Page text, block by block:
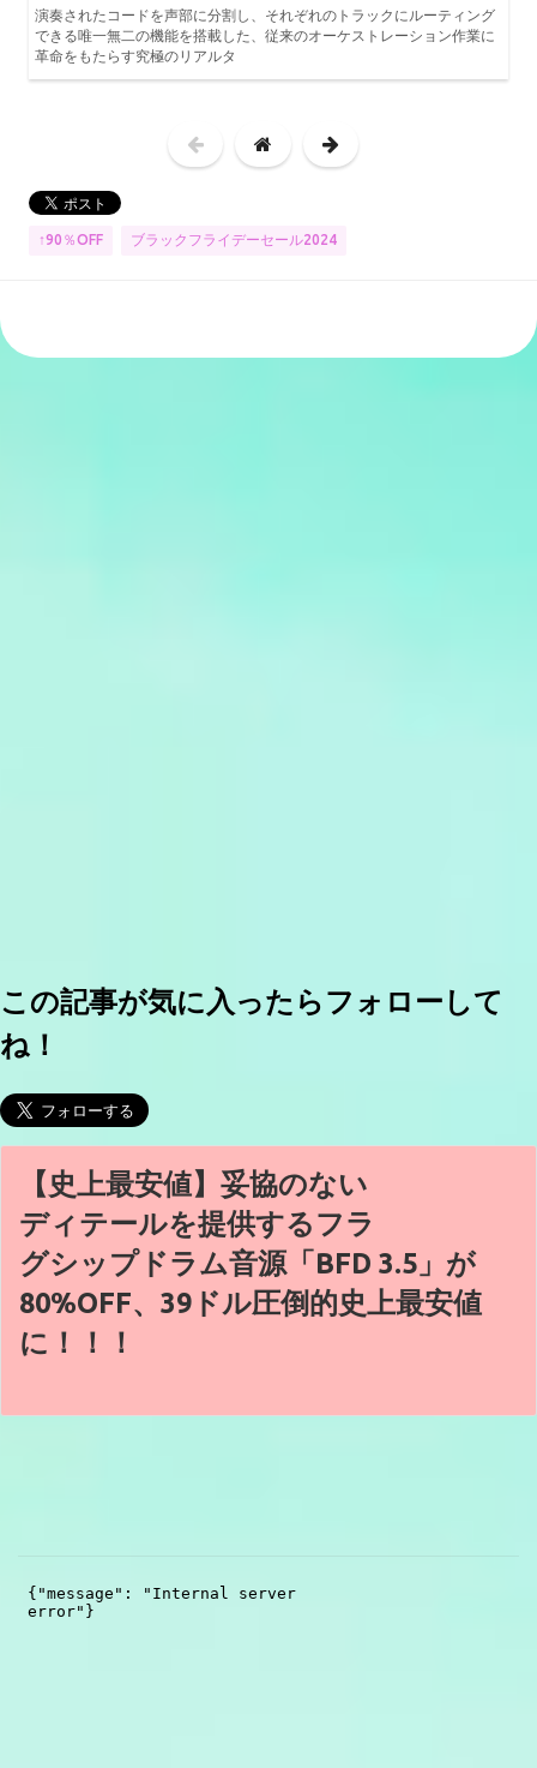
演奏されたコードを声部に分割し、それぞれのトラックにルーティング
できる唯一無二の機能を搭載した、従来のオーケストレーション作業に
革命をもたらす究極のリアルタ
↑90％OFF ブラックフライデーセール2024
この記事が気に入ったらフォローして
ね！
【史上最安値】妥協のない
ディテールを提供するフラ
グシップドラム音源「BFD 3.5」が
80%OFF、39ドル圧倒的史上最安値
に！！！